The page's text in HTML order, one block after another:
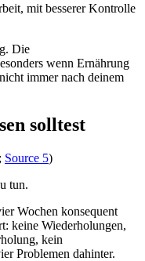
mit besserer Kontrolle
Die
wenn Ernährung
immer nach deinem
solltest
; Source 5)
tun.
Wochen konsequent
keine Wiederholungen,
kein
Problemen dahinter.